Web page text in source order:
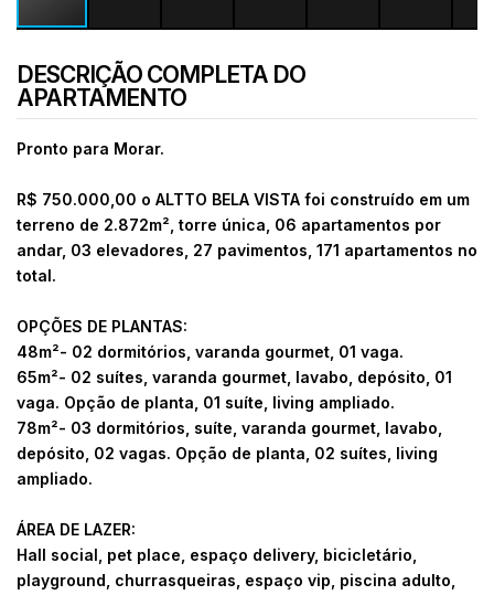
DESCRIÇÃO COMPLETA DO
APARTAMENTO
Pronto para Morar.
R$ 750.000,00 o ALTTO BELA VISTA foi construído em um
terreno de 2.872m², torre única, 06 apartamentos por
andar, 03 elevadores, 27 pavimentos, 171 apartamentos no
total.
OPÇÕES DE PLANTAS:
48m²- 02 dormitórios, varanda gourmet, 01 vaga.
65m²- 02 suítes, varanda gourmet, lavabo, depósito, 01
vaga. Opção de planta, 01 suíte, living ampliado.
78m²- 03 dormitórios, suíte, varanda gourmet, lavabo,
depósito, 02 vagas. Opção de planta, 02 suítes, living
ampliado.
ÁREA DE LAZER:
Hall social, pet place, espaço delivery, bicicletário,
playground, churrasqueiras, espaço vip, piscina adulto,